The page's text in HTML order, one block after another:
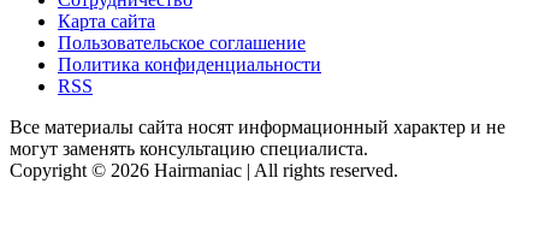
Карта сайта
Пользовательское соглашение
Политика конфиденциальности
RSS
Все материалы сайта носят информационный характер и не
могут заменять консультацию специалиста.
Copyright © 2026 Hairmaniac | All rights reserved.